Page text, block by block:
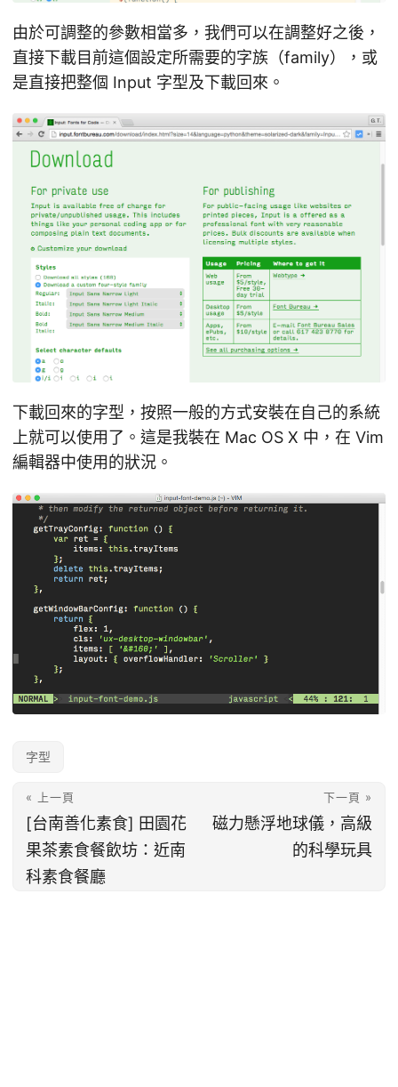
由於可調整的參數相當多，我們可以在調整好之後，
直接下載目前這個設定所需要的字族（family），或
是直接把整個 Input 字型及下載回來。
下載回來的字型，按照一般的方式安裝在自己的系統
上就可以使用了。這是我裝在 Mac OS X 中，在 Vim
編輯器中使用的狀況。
字型
« 上一頁
[台南善化素食] 田園花
果茶素食餐飲坊：近南
科素食餐廳
下一頁 »
磁力懸浮地球儀，高級
的科學玩具